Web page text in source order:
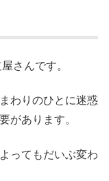
さんです。
わりのひとに迷惑
があります。
ってもだいぶ変わ